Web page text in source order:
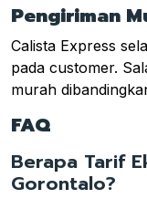
Pengiriman
Calista Express
pada customer.
murah
FAQ
Berapa Tarif
Gorontalo?